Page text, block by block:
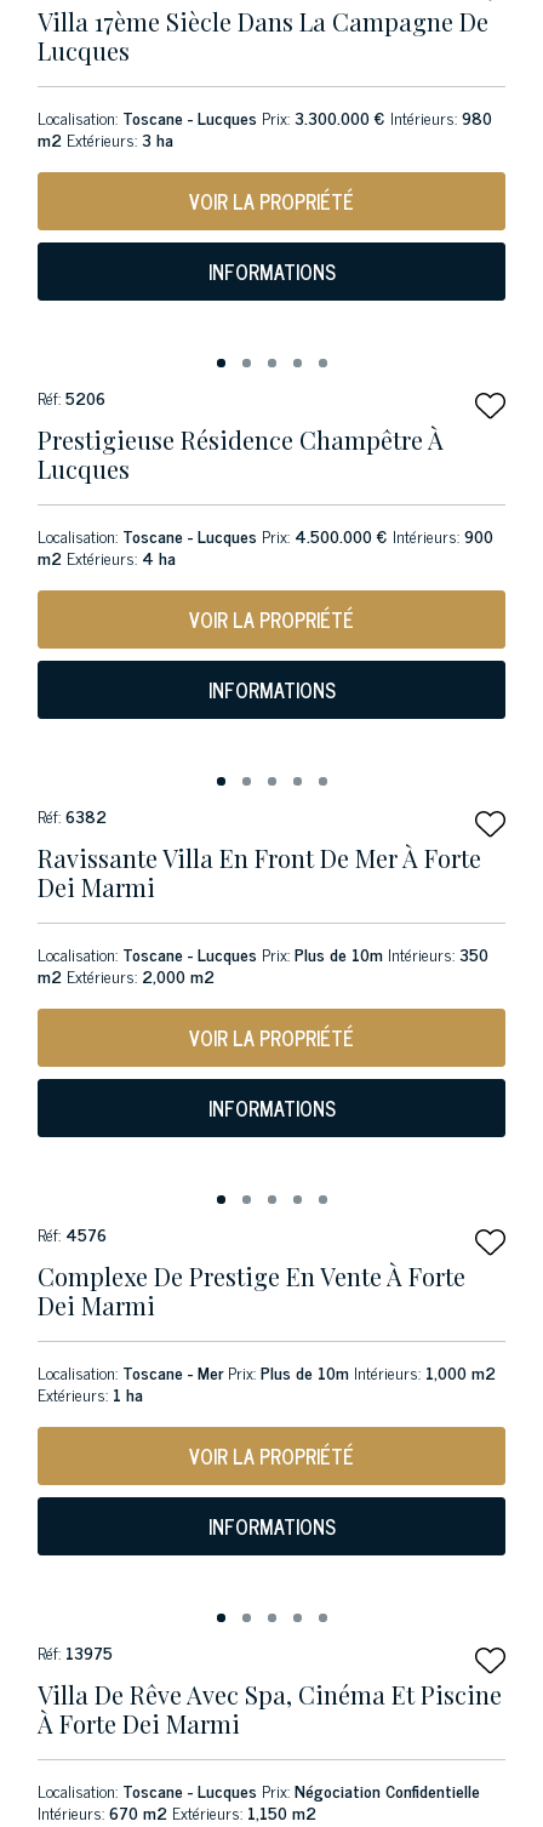
Villa 17ème Siècle Dans La Campagne De
Lucques
Localisation: Toscane - Lucques Prix:3.300.000 € Intérieurs:980
m2 Extérieurs:3 ha
VOIR LA PROPRIÉTÉ
INFORMATIONS
Réf:5206
Prestigieuse Résidence Champêtre À
Lucques
Localisation: Toscane - Lucques Prix: 4.500.000 € Intérieurs:900
m2 Extérieurs: 4 ha
VOIR LA PROPRIÉTÉ
INFORMATIONS
Réf:6382
Ravissante Villa En Front De Mer À Forte
Dei Marmi
Localisation: Toscane - Lucques Prix:Plus de 10m Intérieurs:350
m2 Extérieurs: 2,000 m2
VOIR LA PROPRIÉTÉ
INFORMATIONS
Réf: 4576
Complexe De Prestige En Vente À Forte
Dei Marmi
Localisation: Toscane - MerPrix:Plus de 10m Intérieurs: 1,000 m2
Extérieurs: 1 ha
VOIR LA PROPRIÉTÉ
INFORMATIONS
Réf: 13975
Villa De Rêve Avec Spa, Cinéma Et Piscine
À Forte Dei Marmi
Localisation: Toscane - Lucques Prix:Négociation Confidentielle
Intérieurs:670 m2 Extérieurs: 1,150 m2